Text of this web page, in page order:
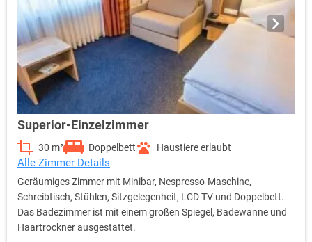
Superior-Einzelzimmer
30 m² Doppelbett Haustiere erlaubt
Alle Zimmer Details
Geräumiges Zimmer mit Minibar, Nespresso-Maschine,
Schreibtisch, Stühlen, Sitzgelegenheit, LCD TV und Doppelbett.
Das Badezimmer ist mit einem großen Spiegel, Badewanne und
Haartrockner ausgestattet.